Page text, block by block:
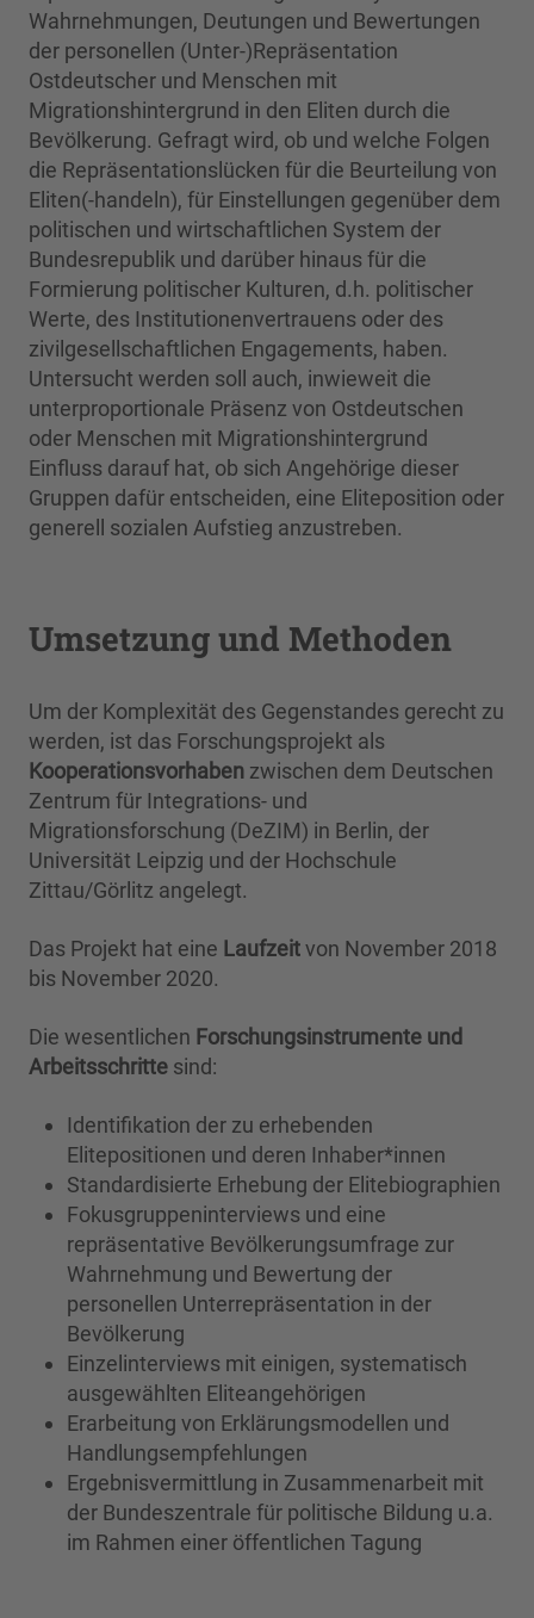
Wahrnehmungen, Deutungen und Bewertungen
der personellen (Unter-)Repräsentation
Ostdeutscher und Menschen mit
Migrationshintergrund in den Eliten durch die
Bevölkerung. Gefragt wird, ob und welche Folgen
die Repräsentationslücken für die Beurteilung von
Eliten(-handeln), für Einstellungen gegenüber dem
politischen und wirtschaftlichen System der
Bundesrepublik und darüber hinaus für die
Formierung politischer Kulturen, d.h. politischer
Werte, des Institutionenvertrauens oder des
zivilgesellschaftlichen Engagements, haben.
Untersucht werden soll auch, inwieweit die
unterproportionale Präsenz von Ostdeutschen
oder Menschen mit Migrationshintergrund
Einfluss darauf hat, ob sich Angehörige dieser
Gruppen dafür entscheiden, eine Eliteposition oder
generell sozialen Aufstieg anzustreben.
Umsetzung und Methoden
Um der Komplexität des Gegenstandes gerecht zu
werden, ist das Forschungsprojekt als
Kooperationsvorhaben zwischen dem Deutschen
Zentrum für Integrations- und
Migrationsforschung (DeZIM) in Berlin, der
Universität Leipzig und der Hochschule
Zittau/Görlitz angelegt.
Das Projekt hat eine Laufzeitvon November 2018
bis November 2020.
Die wesentlichen Forschungsinstrumente und
Arbeitsschritte sind:
Identifikation der zu erhebenden
Elitepositionen und deren Inhaber*innen
Standardisierte Erhebung der Elitebiographien
Fokusgruppeninterviews und eine
repräsentative Bevölkerungsumfrage zur
Wahrnehmung und Bewertung der
personellen Unterrepräsentation in der
Bevölkerung
Einzelinterviews mit einigen, systematisch
ausgewählten Eliteangehörigen
Erarbeitung von Erklärungsmodellen und
Handlungsempfehlungen
Ergebnisvermittlung in Zusammenarbeit mit
der Bundeszentrale für politische Bildung u.a.
im Rahmen einer öffentlichen Tagung